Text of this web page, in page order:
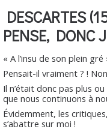
DESCARTES
PENSE, DONC
« A l’insu de son plein
Pensait-il vraiment ? !
Il n’était donc pas plus
que nous continuons à
Évidemment, les
s’abattre sur moi !